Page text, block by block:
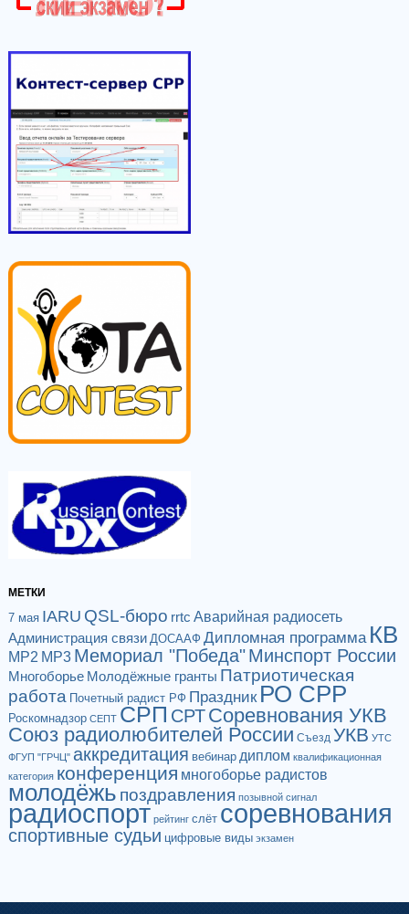
МЕТКИ
7 мая IARU QSL-бюро rrtc Аварийная радиосеть
Администрация связи ДОСААФ Дипломная программа КВ
МР2 МР3 Мемориал "Победа"Минспорт России
Многоборье Молодёжные гранты Патриотическая
работа Почетный радист РФ Праздник РО СРР
Роскомнадзор СЕПТ СРП СРТСоревнования УКВ
Союз радиолюбителей России Съезд УКВ УТС
ФГУП "ГРЧЦ" аккредитация вебинар диплом квалификационная
категория конференция многоборье радистов
молодёжь поздравления позывной сигнал
радиоспорт рейтинг слёт соревнования
спортивные судьи цифровые виды экзамен